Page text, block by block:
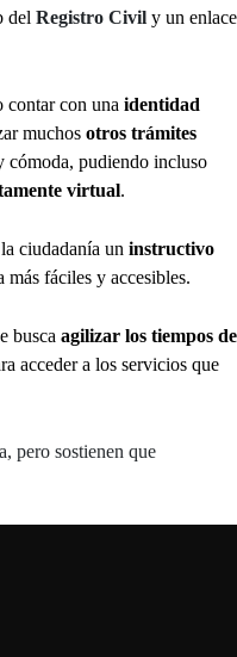
del Registro Civil y un enlace
contar con una identidad
muchos otros trámites
cómoda, pudiendo incluso
virtual.
ciudadanía un instructivo
más fáciles y accesibles.
busca agilizar los tiempos de
acceder a los servicios que
pero sostienen que